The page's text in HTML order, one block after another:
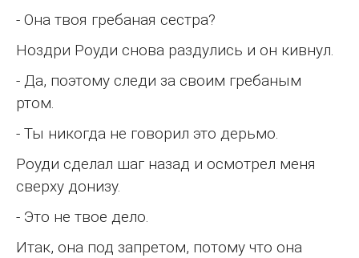
- Она твоя гребаная сестра?
Ноздри Роуди снова раздулись и он кивнул.
- Да, поэтому следи за своим гребаным
ртом.
- Ты никогда не говорил это дерьмо.
Роуди сделал шаг назад и осмотрел меня
сверху донизу.
- Это не твое дело.
Итак, она под запретом, потому что она